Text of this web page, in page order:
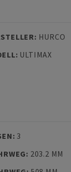
: HURCO
: ULTIMAX
: 3
: 203.2 MM